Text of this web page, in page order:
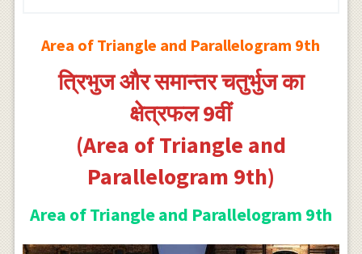
Area of Triangle and Parallelogram 9th
त्रिभुज और समान्तर चतुर्भुज का
क्षेत्रफल 9वीं
(Area of Triangle and
Parallelogram 9th)
Area of Triangle and Parallelogram 9th